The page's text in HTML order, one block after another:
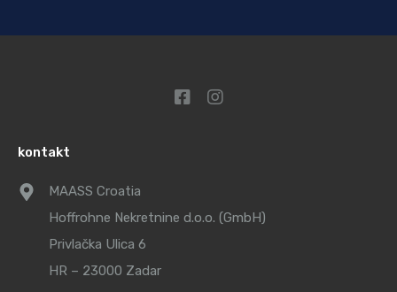
kontakt
MAASS Croatia
Hoffrohne Nekretnine d.o.o. (GmbH)
Privlačka Ulica 6
HR – 23000 Zadar